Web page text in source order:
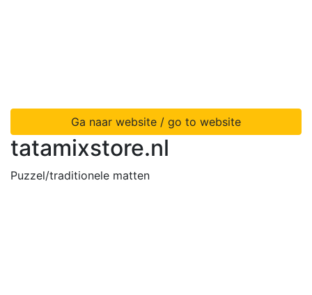
Ga naar website / go to website
tatamixstore.nl
Puzzel/traditionele matten